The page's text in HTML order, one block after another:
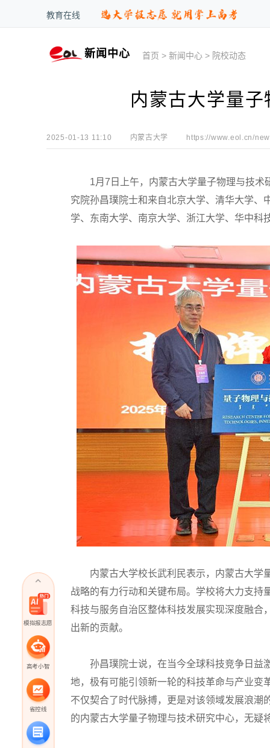
教育在线
新闻中心 首页 >新闻中心 > 院校动态
内蒙古大学量
2025-01-13 11:10 内蒙古大学 https://www.eol.cn/
1月7日上午，内蒙古大学量子物理与技术
究院孙昌璞院士和来自北京大学、清华大学、
学、东南大学、南京大学、浙江大学、华中科
内蒙古大学校长武利民表示，内蒙古大学
战略的有力行动和关键布局。学校将大力支持
科技与服务自治区整体科技发展实现深度融合
出新的贡献。
孙昌璞院士说，在当今全球科技竞争日益
地，极有可能引领新一轮的科技革命与产业变
不仅契合了时代脉搏，更是对该领域发展浪潮
的内蒙古大学量子物理与技术研究中心，无疑
模拟报志愿
高考小智
省控线